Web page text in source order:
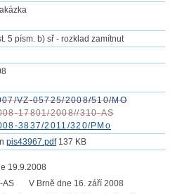
5 písm. b) sř - rozklad zamítnut
VZ-05725/2008/510/MO
17801/2008//310-AS
3837/2011/320/PMo
pis43967.pdf137 KB
19.9.2008
AS V Brně dne 16. září 2008